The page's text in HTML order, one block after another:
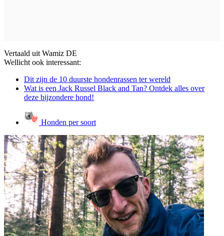
Vertaald uit Wamiz DE
Wellicht ook interessant:
Dit zijn de 10 duurste hondenrassen ter wereld
Wat is een Jack Russel Black and Tan? Ontdek alles over
deze bijzondere hond!
Honden per soort